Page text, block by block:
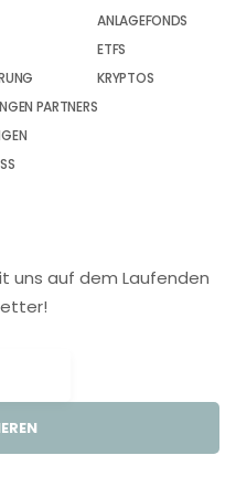
PARTNERS
ANLAGEFONDS
ETFS
KRYPTOS
uns auf dem Laufenden